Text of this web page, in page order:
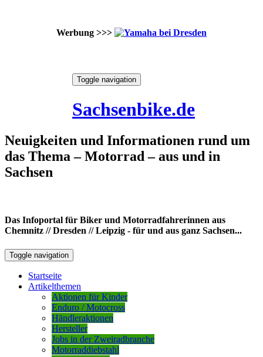
Werbung >>>
Toggle navigation
Sachsenbike.de
Neuigkeiten und Informationen rund um
das Thema – Motorrad – aus und in
Sachsen
Das Infoportal für Biker und Motorradfahrerinnen aus
Chemnitz // Dresden // Leipzig - für und aus ganz Sachsen...
Toggle navigation
Startseite
Artikelthemen
Aktionen für Kinder
Enduro / Motocross
Händleraktionen
Hersteller
Jobs in der Zweiradbranche
Motorraddiebstahl